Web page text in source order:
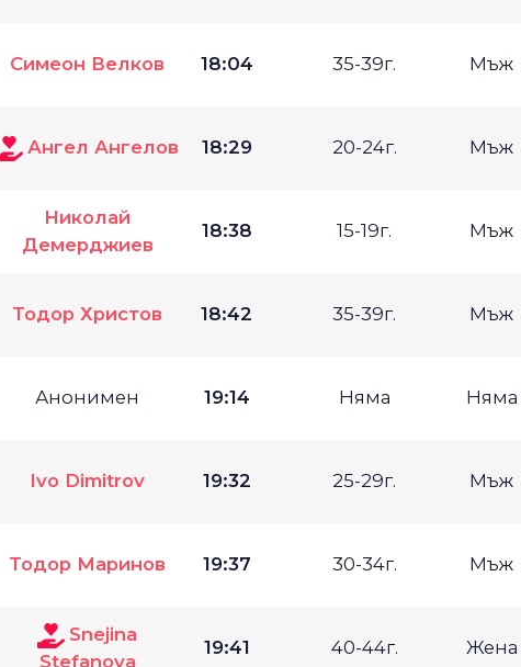
Симеон Велков 18:04 35-39г. Мъж
Ангел Ангелов 18:29 20-24г. Мъж
Николай
Демерджиев
18:38 15-19г. Мъж
Тодор Христов 18:42 35-39г. Мъж
Анонимен 19:14 Няма Няма
Ivo Dimitrov 19:32 25-29г. Мъж
Тодор Маринов 19:37 30-34г. Мъж
Snejina
Stefanova
19:41 40-44г. Жена